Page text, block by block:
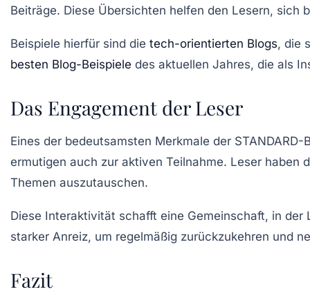
Beiträge. Diese Übersichten helfen den Lesern, sich
Beispiele hierfür sind die tech-orientierten Blogs, die
besten Blog-Beispiele des aktuellen Jahres, die als
Das Engagement der Leser
Eines der bedeutsamsten Merkmale der STANDARD-
ermutigen auch zur aktiven Teilnahme. Leser haben
Themen auszutauschen.
Diese Interaktivität schafft eine Gemeinschaft, in
starker Anreiz, um regelmäßig zurückzukehren und
Fazit